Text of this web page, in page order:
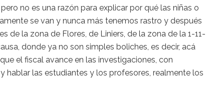
no es una razón para explicar por qué las niñas o
se van y nunca más tenemos rastro y después
de la zona de Flores, de Liniers, de la zona de la 1-11-
donde ya no son simples boliches, es decir, acá
el fiscal avance en las investigaciones, con
hablar las estudiantes y los profesores, realmente los